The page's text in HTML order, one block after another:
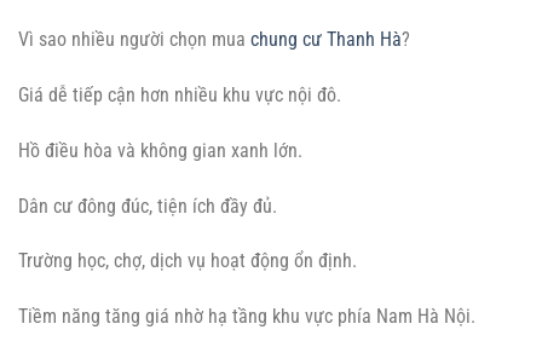
Vì sao nhiều người chọn mua chung cư Thanh Hà?
Giá dễ tiếp cận hơn nhiều khu vực nội đô.
Hồ điều hòa và không gian xanh lớn.
Dân cư đông đúc, tiện ích đầy đủ.
Trường học, chợ, dịch vụ hoạt động ổn định.
Tiềm năng tăng giá nhờ hạ tầng khu vực phía Nam Hà Nội.